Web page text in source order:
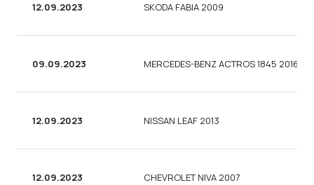
12.09.2023 SKODA FABIA 2009
09.09.2023 MERCEDES-BENZ ACTROS 1845 2016
12.09.2023 NISSAN LEAF 2013
12.09.2023 CHEVROLET NIVA 2007